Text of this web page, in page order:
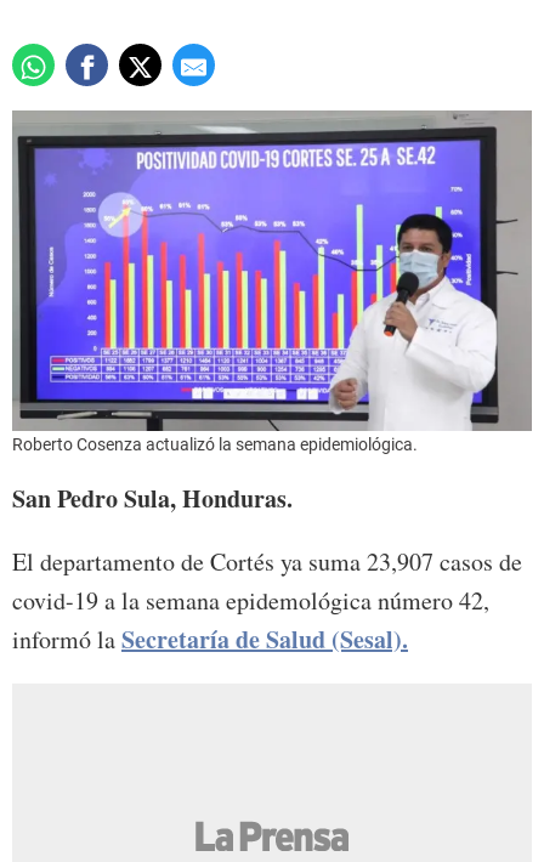
Roberto Cosenza actualizó la semana epidemiológica.
San Pedro Sula, Honduras.
El departamento de Cortés ya suma 23,907 casos de
covid-19 a la semana epidemológica número 42,
informó laSecretaría de Salud (Sesal).